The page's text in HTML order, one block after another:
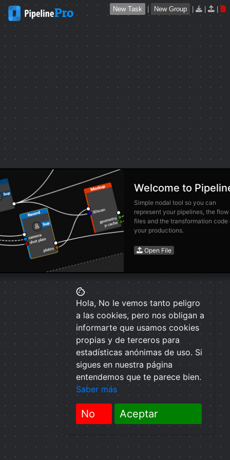
Welcome to
Simple nodal tool so you can
represent your pipelines, the
files and the transformation code
your productions.
Open File
New Task New Group
Hola, No le vemos tanto peligro
a las cookies, pero nos obligan a
informarte que usamos cookies
propias y de terceros para
estadísticas anónimas de uso. Si
sigues en nuestra página
entendemos que te parece bien.
Saber más
No Aceptar